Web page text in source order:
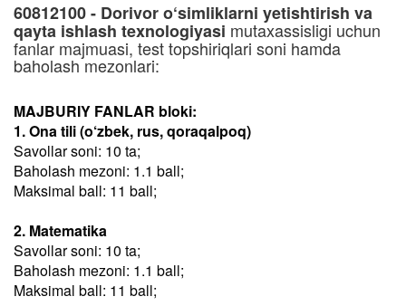
60812100 - Dorivor o‘simliklarni yetishtirish va
qayta ishlash texnologiyasi mutaxassisligi uchun
fanlar majmuasi, test topshiriqlari soni hamda
baholash mezonlari:
MAJBURIY FANLAR bloki:
1. Ona tili (o‘zbek, rus, qoraqalpoq)
Savollar soni: 10 ta;
Baholash mezoni: 1.1 ball;
Maksimal ball: 11 ball;
2. Matematika
Savollar soni: 10 ta;
Baholash mezoni: 1.1 ball;
Maksimal ball: 11 ball;